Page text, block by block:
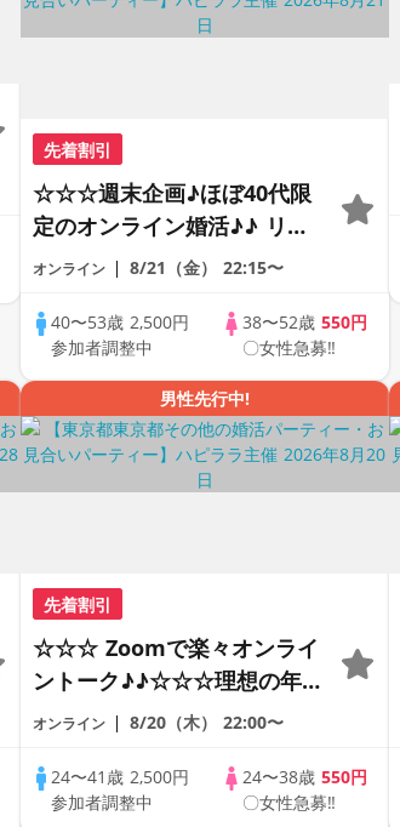
先着割引
☆☆☆週末企画♪ほぼ40代限
定のオンライン婚活♪♪ リモ
ートの出会い応援♪♪ おうち
の方が対象☆ 司会進行あり
♪♪ THE 42s ONLINE
PARTY!!
オンライン 8/21（金） 22:15〜
40〜53歳 2,500円
参加者調整中
38〜52歳550円
〇女性急募‼
男性先行中!
先着割引
☆☆☆ Zoomで楽々オンライ
ントーク♪♪☆☆☆理想の年の
差♪♪ そろそろ・・・素敵な
アルなオンライン婚活☆全国
の方が対象☆司会進行あり♪♪
オンライン 8/20（木） 22:00〜
24〜41歳 2,500円
参加者調整中
24〜38歳550円
〇女性急募‼